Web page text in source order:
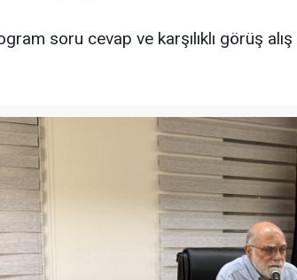
soru cevap ve karşılıklı görüş